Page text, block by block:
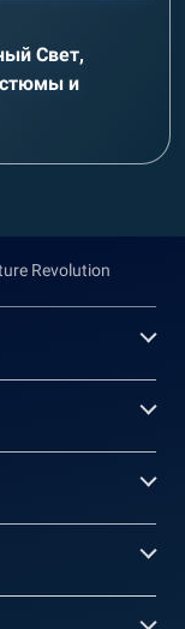
Свет,
и
Revolution